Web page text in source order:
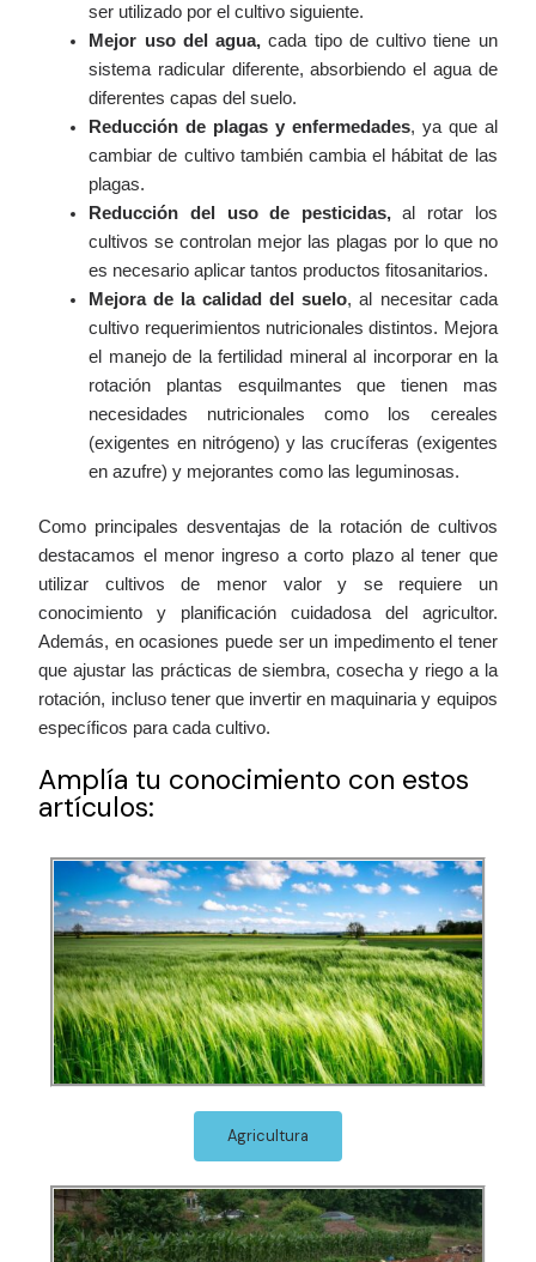
ser utilizado por el cultivo siguiente.
Mejor uso del agua,cada tipo de cultivo tiene un
sistema radicular diferente, absorbiendo el agua de
diferentes capas del suelo.
Reducción de plagas y enfermedades, ya que al
cambiar de cultivo también cambia el hábitat de las
plagas.
Reducción del uso de pesticidas,al rotar los
cultivos se controlan mejor las plagas por lo que no
es necesario aplicar tantos productos fitosanitarios.
Mejora de la calidad del suelo, al necesitar cada
cultivo requerimientos nutricionales distintos. Mejora
el manejo de la fertilidad mineral al incorporar en la
rotación plantas esquilmantes que tienen mas
necesidades nutricionales como los cereales
(exigentes en nitrógeno) y las crucíferas (exigentes
en azufre) y mejorantes como las leguminosas.
Como principales desventajas de la rotación de cultivos
destacamos el menor ingreso a corto plazo al tener que
utilizar cultivos de menor valor y se requiere un
conocimiento y planificación cuidadosa del agricultor.
Además, en ocasiones puede ser un impedimento el tener
que ajustar las prácticas de siembra, cosecha y riego a la
rotación, incluso tener que invertir en maquinaria y equipos
específicos para cada cultivo.
Amplía tu conocimiento con estos
artículos:
Agricultura